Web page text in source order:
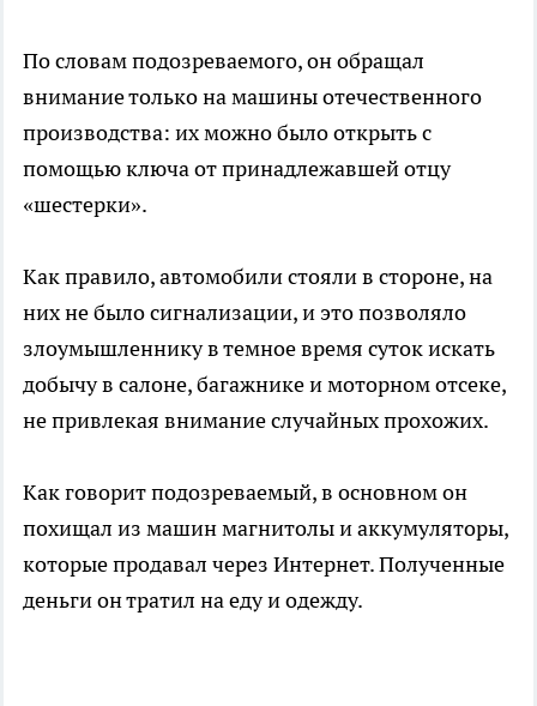
По словам подозреваемого, он обращал
внимание только на машины отечественного
производства: их можно было открыть с
помощью ключа от принадлежавшей отцу
«шестерки».
Как правило, автомобили стояли в стороне, на
них не было сигнализации, и это позволяло
злоумышленнику в темное время суток искать
добычу в салоне, багажнике и моторном отсеке,
не привлекая внимание случайных прохожих.
Как говорит подозреваемый, в основном он
похищал из машин магнитолы и аккумуляторы,
которые продавал через Интернет. Полученные
деньги он тратил на еду и одежду.